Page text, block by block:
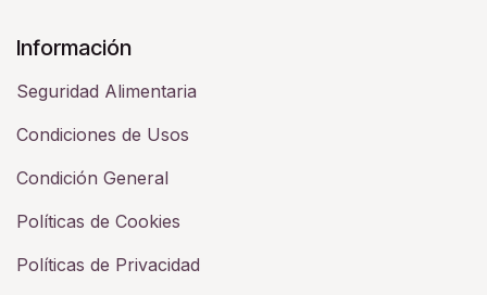
Información
Seguridad Alimentaria
Condiciones de Usos
Condición General
Políticas de Cookies
Políticas de Privacidad